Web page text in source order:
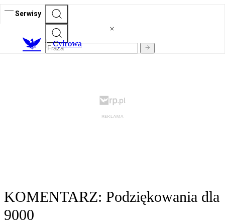
Serwisy
Cyfrowa
KOMENTARZ: Podziękowania dla
9000